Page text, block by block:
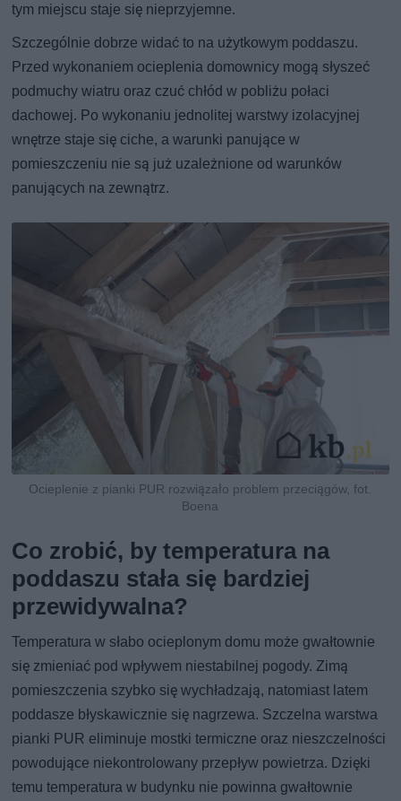
tym miejscu staje się nieprzyjemne.
Szczególnie dobrze widać to na użytkowym poddaszu.
Przed wykonaniem ocieplenia domownicy mogą słyszeć
podmuchy wiatru oraz czuć chłód w pobliżu połaci
dachowej. Po wykonaniu jednolitej warstwy izolacyjnej
wnętrze staje się ciche, a warunki panujące w
pomieszczeniu nie są już uzależnione od warunków
panujących na zewnątrz.
Ocieplenie z pianki PUR rozwiązało problem przeciągów, fot.
Boena
Co zrobić, by temperatura na
poddaszu stała się bardziej
przewidywalna?
Temperatura w słabo ocieplonym domu może gwałtownie
się zmieniać pod wpływem niestabilnej pogody. Zimą
pomieszczenia szybko się wychładzają, natomiast latem
poddasze błyskawicznie się nagrzewa. Szczelna warstwa
pianki PUR eliminuje mostki termiczne oraz nieszczelności
powodujące niekontrolowany przepływ powietrza. Dzięki
temu temperatura w budynku nie powinna gwałtownie